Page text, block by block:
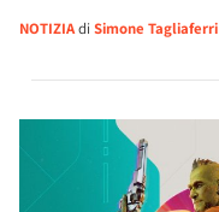
NOTIZIAdi Simone Tagliaferri